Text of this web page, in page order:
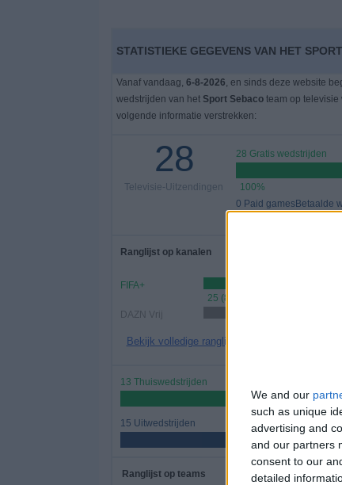
We and our
such as unique
advertising and
and our partners
consent to our
detailed
STATISTIEKE GEGEVENS VAN HET
Vanaf vandaag, 6-8-2026, en sinds deze website
wedstrijden van het Sport Sebacoteam op televisie
volgende informatie verstrekken:
28
Televisie-Uitzendingen
28 Gratis wedstrijden
100%
0 Paid gamesBetaalde
Ranglijst op kanalen
FIFA+
25 (89,29%)
DAZN Vrij
Bekijk volledige ranglijst
13 Thuiswedstrijden
46,43%
15 Uitwedstrijden
53,57%
Ranglijst op teams